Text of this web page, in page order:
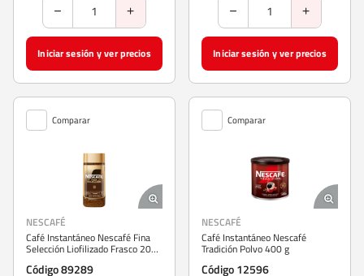
Iniciar sesión y ver precios Iniciar sesión y ver precios
Comparar
NESCAFÉ
Café Instantáneo Nescafé Fina
Selección Liofilizado Frasco 200
Código 89289
Comparar
NESCAFÉ
Café Instantáneo Nescafé
Tradición Polvo 400 g
Código 12596